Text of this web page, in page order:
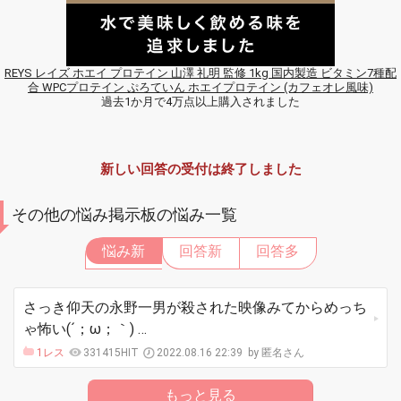
REYS レイズ ホエイ プロテイン 山澤 礼明 監修 1kg 国内製造 ビタミン7種配
合 WPCプロテイン ぷろていん ホエイプロテイン (カフェオレ風味)
過去1か月で4万点以上購入されました
新しい回答の受付は終了しました
その他の悩み掲示板の悩み一覧
悩み新 回答新 回答多
さっき仰天の永野一男が殺された映像みてからめっち
ゃ怖い(´；ω；｀) …
1レス 331415HIT 2022.08.16 22:39 匿名さん
もっと見る